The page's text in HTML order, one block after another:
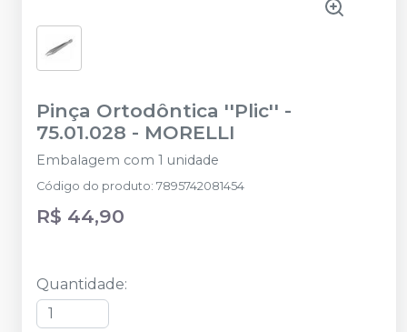
Pinça Ortodôntica ''Plic'' -
75.01.028 - MORELLI
Embalagem com 1 unidade
Código do produto: 7895742081454
R$ 44,90
Quantidade: